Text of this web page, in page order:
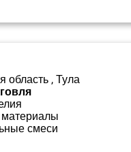
область , Тула
смеси